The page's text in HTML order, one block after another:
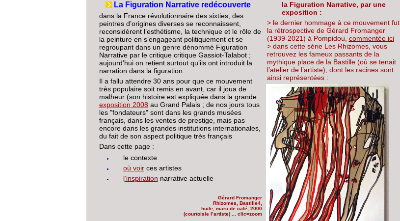
La Figuration Narrative redécouverte
dans la France révolutionnaire des sixties, des
peintres d’origines diverses se reconnaissent,
reconsidèrent l’esthétisme, la technique et le rôle de
la peinture en s’engageant politiquement et se
regroupant dans un genre dénommé Figuration
Narrative par le critique critique Gassiot-Talabot ;
aujourd’hui on retient surtout qu’ils ont introduit la
narration dans la figuration.
Il a fallu attendre 30 ans pour que ce mouvement
très populaire soit remis en avant, car il joua de
malheur (son histoire est expliquée dans la grande
exposition 2008 au Grand Palais ; de nos jours tous
les "fondateurs" sont dans les grands musées
français, dans les ventes de prestige, mais pas
encore dans les grandes institutions internationales,
du fait de son aspect politique très français
Dans cette page :
le contexte
où voirces artistes
l’inspiration narrative actuelle
Gérard Fromanger
Rhizomes, Bastille4,
huile, marc de café, 2000
(courtoisie l’artiste) ... clic=zoom
la Figuration Narrative, par une
exposition :
> le dernier hommage à ce mouvement fut
la rétrospective de Gérard Fromanger
(1939-2021) à Pompidou, commentée ici
> dans cette série Les Rhizomes, vous
retrouvez les fameux passants de la
mythique place de la Bastille (où se tenait
l’atelier de l’artiste), dont les racines sont
ainsi représentées :